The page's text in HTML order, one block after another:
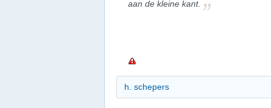
aan de kleine kant.
h. schepers